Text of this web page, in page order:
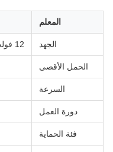
المعلم
الجهد 12 فولت DC / 24 فولت DC
الحمل الأقصى
السرعة
دورة العمل
فئة الحماية